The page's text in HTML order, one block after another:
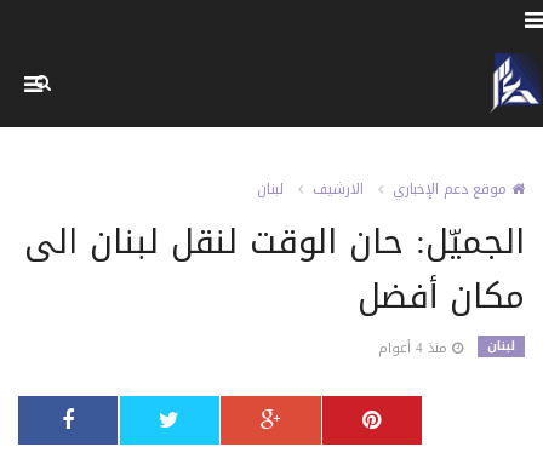
موقع دعم الإخباري الارشيف لبنان
الجميّل: حان الوقت لنقل لبنان الى
مكان أفضل
لبنان منذ 4 أعوام